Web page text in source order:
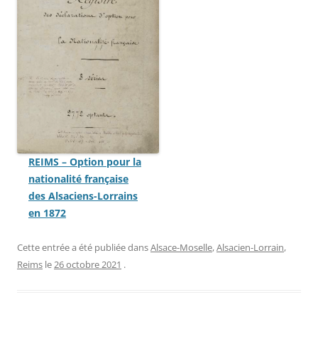
REIMS – Option pour la
nationalité française
des Alsaciens-Lorrains
en 1872
Cette entrée a été publiée dansAlsace-Moselle,Alsacien-Lorrain,
Reims le26 octobre 2021 .